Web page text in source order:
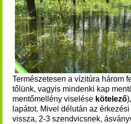
Természetesen a vízitúra három
tőlünk, vagyis mindenki kap
mentőmellény viselése kötelező
lapátot. Mivel délután az
vissza, 2-3 szendvicsnek,